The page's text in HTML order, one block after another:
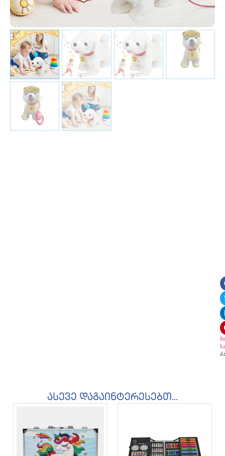
ასევე დაგაინტერესებთ...